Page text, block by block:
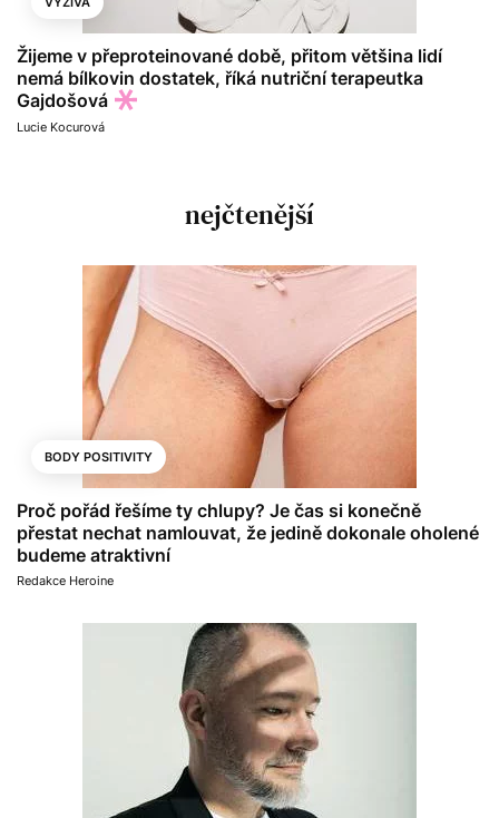
Žijeme v přeproteinované době, přitom většina lidí
nemá bílkovin dostatek, říká nutriční terapeutka
Gajdošová
Lucie Kocurová
nejčtenější
BODY POSITIVITY
Proč pořád řešíme ty chlupy? Je čas si konečně
přestat nechat namlouvat, že jedině dokonale oholené
budeme atraktivní
Redakce Heroine